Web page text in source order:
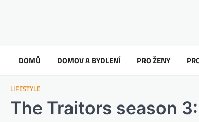
DOMŮ DOMOV A BYDLENÍ PRO ŽENY
LIFESTYLE
The Traitors season